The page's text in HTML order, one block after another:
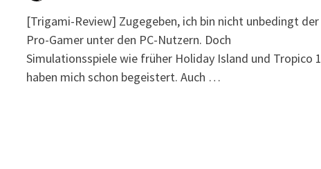
[Trigami-Review] Zugegeben, ich bin nicht unbedingt der
Pro-Gamer unter den PC-Nutzern. Doch
Simulationsspiele wie früher Holiday Island und Tropico 1
haben mich schon begeistert. Auch …